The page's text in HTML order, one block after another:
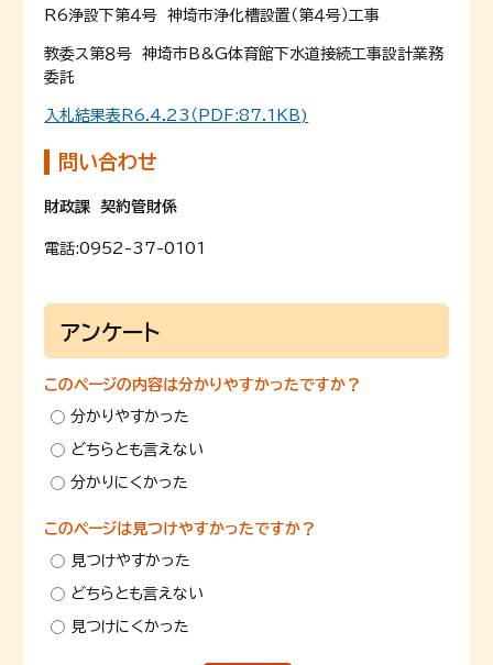
R6浄設下第４号 神埼市浄化槽設置（第４号）工事
教委ス第８号 神埼市B&G体育館下水道接続工事設計業務
委託
入札結果表R6.4.23（PDF:87.1 KB)
問い合わせ
財政課 契約管財係
電話:0952-37-0101
アンケート
このページの内容は分かりやすかったですか？
分かりやすかった
どちらとも言えない
分かりにくかった
このページは見つけやすかったですか？
見つけやすかった
どちらとも言えない
見つけにくかった